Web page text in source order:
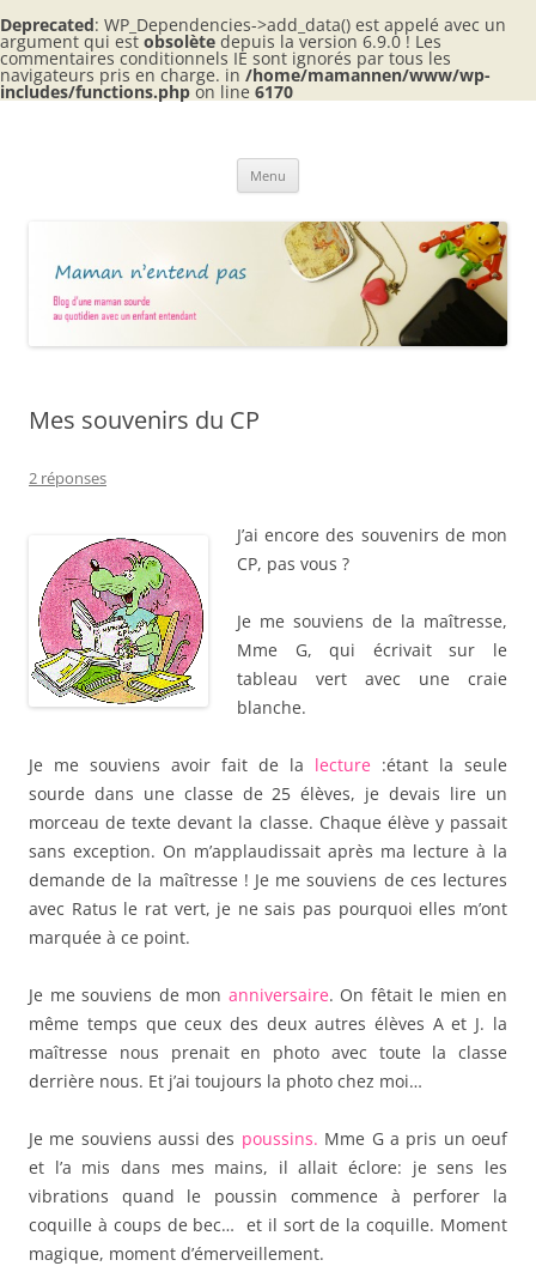
Deprecated: WP_Dependencies->add_data() est appelé avec un
argument qui est obsolète depuis la version 6.9.0 ! Les
commentaires conditionnels IE sont ignorés par tous les
navigateurs pris en charge. in /home/mamannen/www/wp-
includes/functions.php on line 6170
Aller
Menu
Mes souvenirs du CP
2 réponses
J’ai encore des souvenirs de mon
CP, pas vous ?
Je me souviens de la maîtresse,
Mme G, qui écrivait sur le
tableau vert avec une craie
blanche.
Je me souviens avoir fait de la lecture :étant la seule
sourde dans une classe de 25 élèves, je devais lire un
morceau de texte devant la classe. Chaque élève y passait
sans exception. On m’applaudissait après ma lecture à la
demande de la maîtresse ! Je me souviens de ces lectures
avec Ratus le rat vert, je ne sais pas pourquoi elles m’ont
marquée à ce point.
Je me souviens de mon anniversaire. On fêtait le mien en
même temps que ceux des deux autres élèves A et J. la
maîtresse nous prenait en photo avec toute la classe
derrière nous. Et j’ai toujours la photo chez moi…
Je me souviens aussi des poussins. Mme G a pris un oeuf
et l’a mis dans mes mains, il allait éclore: je sens les
vibrations quand le poussin commence à perforer la
coquille à coups de bec… et il sort de la coquille. Moment
magique, moment d’émerveillement.